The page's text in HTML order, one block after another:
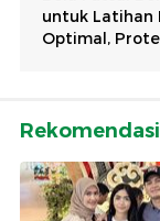
Rekomendasi